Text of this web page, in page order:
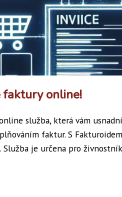
faktury online!
služba, která vám
faktur. S
je určena pro